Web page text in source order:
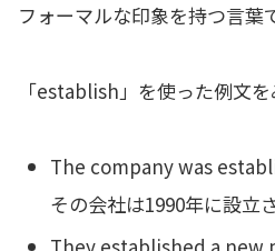
フォーマルな印象を持つ言葉
「establish」を使った例文を
The company was
その会社は1990年に設立